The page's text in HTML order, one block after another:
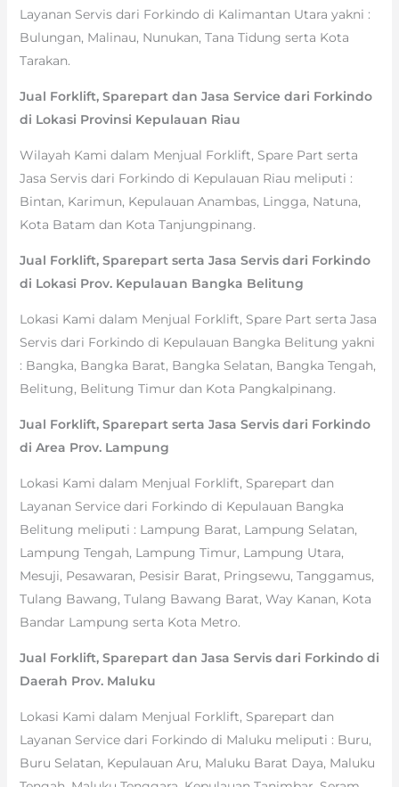
Layanan Servis dari Forkindo di Kalimantan Utara yakni :
Bulungan, Malinau, Nunukan, Tana Tidung serta Kota
Tarakan.
Jual Forklift, Sparepart dan Jasa Service dari Forkindo
di Lokasi Provinsi Kepulauan Riau
Wilayah Kami dalam Menjual Forklift, Spare Part serta
Jasa Servis dari Forkindo di Kepulauan Riau meliputi :
Bintan, Karimun, Kepulauan Anambas, Lingga, Natuna,
Kota Batam dan Kota Tanjungpinang.
Jual Forklift, Sparepart serta Jasa Servis dari Forkindo
di Lokasi Prov. Kepulauan Bangka Belitung
Lokasi Kami dalam Menjual Forklift, Spare Part serta Jasa
Servis dari Forkindo di Kepulauan Bangka Belitung yakni
: Bangka, Bangka Barat, Bangka Selatan, Bangka Tengah,
Belitung, Belitung Timur dan Kota Pangkalpinang.
Jual Forklift, Sparepart serta Jasa Servis dari Forkindo
di Area Prov. Lampung
Lokasi Kami dalam Menjual Forklift, Sparepart dan
Layanan Service dari Forkindo di Kepulauan Bangka
Belitung meliputi : Lampung Barat, Lampung Selatan,
Lampung Tengah, Lampung Timur, Lampung Utara,
Mesuji, Pesawaran, Pesisir Barat, Pringsewu, Tanggamus,
Tulang Bawang, Tulang Bawang Barat, Way Kanan, Kota
Bandar Lampung serta Kota Metro.
Jual Forklift, Sparepart dan Jasa Servis dari Forkindo di
Daerah Prov. Maluku
Lokasi Kami dalam Menjual Forklift, Sparepart dan
Layanan Service dari Forkindo di Maluku meliputi : Buru,
Buru Selatan, Kepulauan Aru, Maluku Barat Daya, Maluku